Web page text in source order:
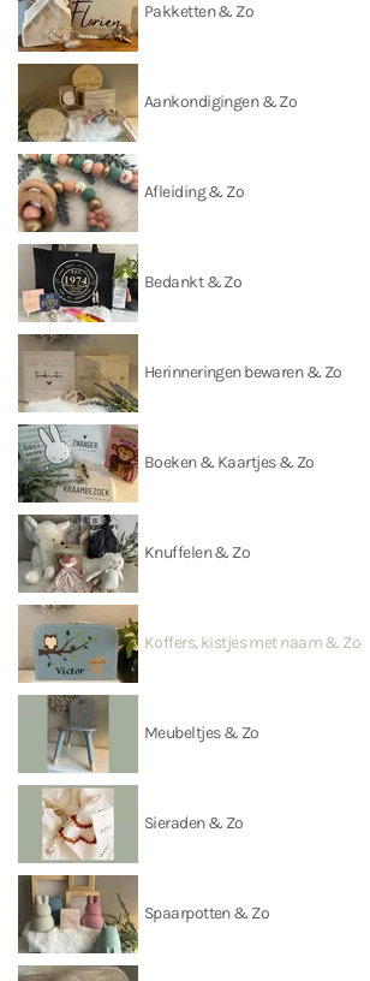
Pakketten & Zo
Aankondigingen & Zo
Afleiding & Zo
Bedankt & Zo
Herinneringen bewaren & Zo
Boeken & Kaartjes & Zo
Knuffelen & Zo
Koffers, kistjes met naam & Zo
Meubeltjes & Zo
Sieraden & Zo
Spaarpotten & Zo